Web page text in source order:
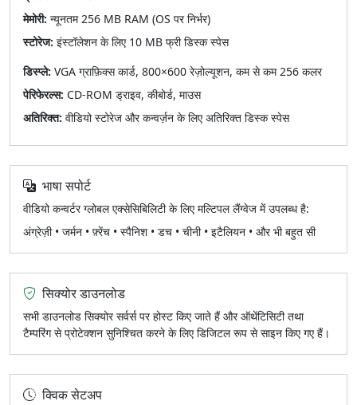
मेमोरी: न्यूनतम 256 MB RAM (OS पर निर्भर)
स्टोरेज: इंस्टॉलेशन के लिए 10 MB फ्री डिस्क स्पेस
डिस्प्ले: VGA ग्राफ़िक्स कार्ड, 800×600 रेज़ोल्यूशन, कम से कम 256 कलर
पेरिफेरल्स: CD-ROM ड्राइव, कीबोर्ड, माउस
अतिरिक्त: वीडियो स्टोरेज और कन्वर्ज़न के लिए अतिरिक्त डिस्क स्पेस
भाषा सपोर्ट
वीडियो कन्वर्टर ग्लोबल एक्सेसिबिलिटी के लिए मल्टिपल लैंग्वेज में उपलब्ध है:
अंग्रेज़ी • जर्मन • फ़्रेंच • स्पैनिश • डच • चीनी • इटैलियन • और भी बहुत सी
सिक्योर डाउनलोड
सभी डाउनलोड सिक्योर सर्वर्स पर होस्ट किए जाते हैं और ऑथेंटिसिटी तथा
टैम्परिंग से प्रोटेक्शन सुनिश्चित करने के लिए डिजिटल रूप से साइन किए गए हैं।
क्विक सेटअप